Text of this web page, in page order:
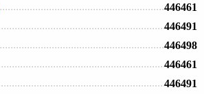
446461
446491
446498
446461
446491